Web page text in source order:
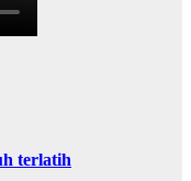
terlatih